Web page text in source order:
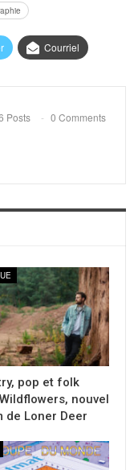
Courriel
Posts 0 Comments
pop et folk
nouvel
de Loner Deer